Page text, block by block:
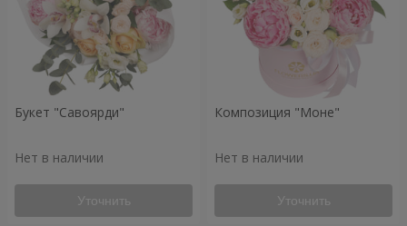
Букет "Савоярди"
Нет в наличии
Уточнить
Композиция "Моне"
Нет в наличии
Уточнить